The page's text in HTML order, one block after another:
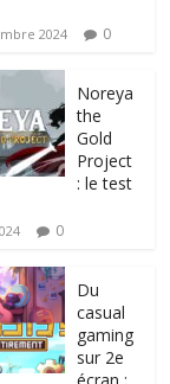
2024 0
Noreya
the
Gold
Project
: le test
0
Du
casual
gaming
sur 2e